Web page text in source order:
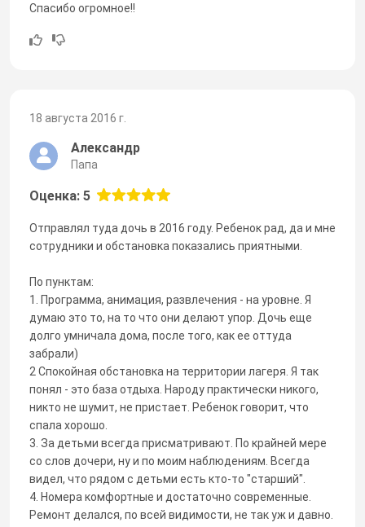
Спасибо огромное!!
18 августа 2016 г.
Александр
Папа
Оценка: 5
Отправлял туда дочь в 2016 году. Ребенок рад, да и мне
сотрудники и обстановка показались приятными.
По пунктам:
1. Программа, анимация, развлечения - на уровне. Я
думаю это то, на то что они делают упор. Дочь еще
долго умничала дома, после того, как ее оттуда
забрали)
2 Спокойная обстановка на территории лагеря. Я так
понял - это база отдыха. Народу практически никого,
никто не шумит, не пристает. Ребенок говорит, что
спала хорошо.
3. За детьми всегда присматривают. По крайней мере
со слов дочери, ну и по моим наблюдениям. Всегда
видел, что рядом с детьми есть кто-то "старший".
4. Номера комфортные и достаточно современные.
Ремонт делался, по всей видимости, не так уж и давно.